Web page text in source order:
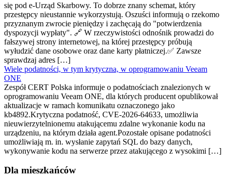
się pod e-Urząd Skarbowy. To dobrze znany schemat, który
przestępcy nieustannie wykorzystują. Oszuści informują o rzekomo
przyznanym zwrocie pieniędzy i zachęcają do "potwierdzenia
dyspozycji wypłaty". 🔗 W rzeczywistości odnośnik prowadzi do
fałszywej strony internetowej, na której przestępcy próbują
wyłudzić dane osobowe oraz dane karty płatniczej.✅ Zawsze
sprawdzaj adres […]
Wiele podatności, w tym krytyczna, w oprogramowaniu Veeam
ONE
Zespół CERT Polska informuje o podatnościach znalezionych w
oprogramowaniu Veeam ONE, dla których producent opublikował
aktualizacje w ramach komunikatu oznaczonego jako
kb4892.Krytyczna podatność, CVE-2026-64633, umożliwia
nieuwierzytelnionemu atakującemu zdalne wykonanie kodu na
urządzeniu, na którym działa agent.Pozostałe opisane podatności
umożliwiają m. in. wysłanie zapytań SQL do bazy danych,
wykonywanie kodu na serwerze przez atakującego z wysokimi […]
Dla mieszkańców